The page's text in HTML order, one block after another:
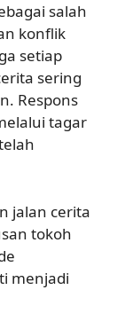
salah
konflik
setiap
sering
Respons
tagar
jalan cerita
tokoh
menjadi